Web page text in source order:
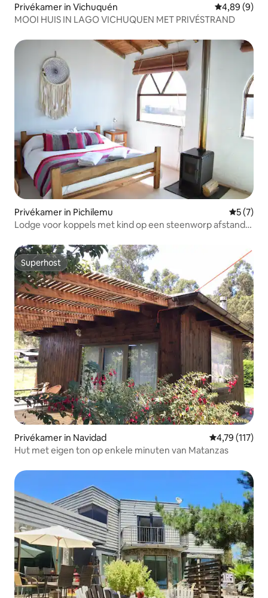
Privékamer in Vichuquén Gemiddelde
4,89 (9)
MOOI HUIS IN LAGO VICHUQUEN MET PRIVÉSTRAND
Privékamer in Pichilemu
5 (7)
Lodge voor koppels met kind op een steenworp afstand
Superhost
Superhost
Privékamer in Navidad Gemiddelde
4,79 (117)
Hut met eigen ton op enkele minuten van Matanzas